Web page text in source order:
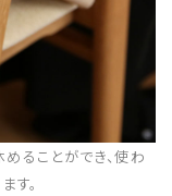
ることができ、使わ
す。